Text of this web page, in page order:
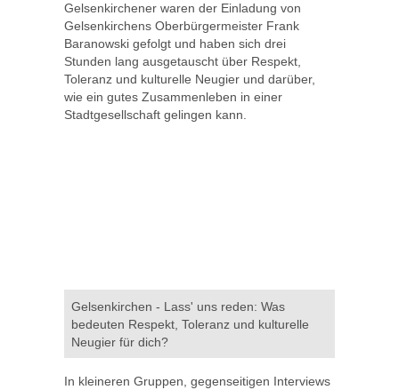
Gelsenkirchener waren der Einladung von
Gelsenkirchens Oberbürgermeister Frank
Baranowski gefolgt und haben sich drei
Stunden lang ausgetauscht über Respekt,
Toleranz und kulturelle Neugier und darüber,
wie ein gutes Zusammenleben in einer
Stadtgesellschaft gelingen kann.
Gelsenkirchen - Lass' uns reden: Was
bedeuten Respekt, Toleranz und kulturelle
Neugier für dich?
In kleineren Gruppen, gegenseitigen Interviews